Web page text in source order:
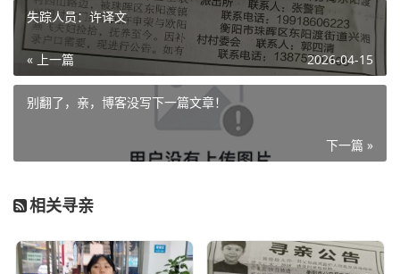
失踪人员：许译文
« 上一篇 2026-04-15
别翻了，亲，博客没写下一篇文章！
下一篇 »
相关寻亲